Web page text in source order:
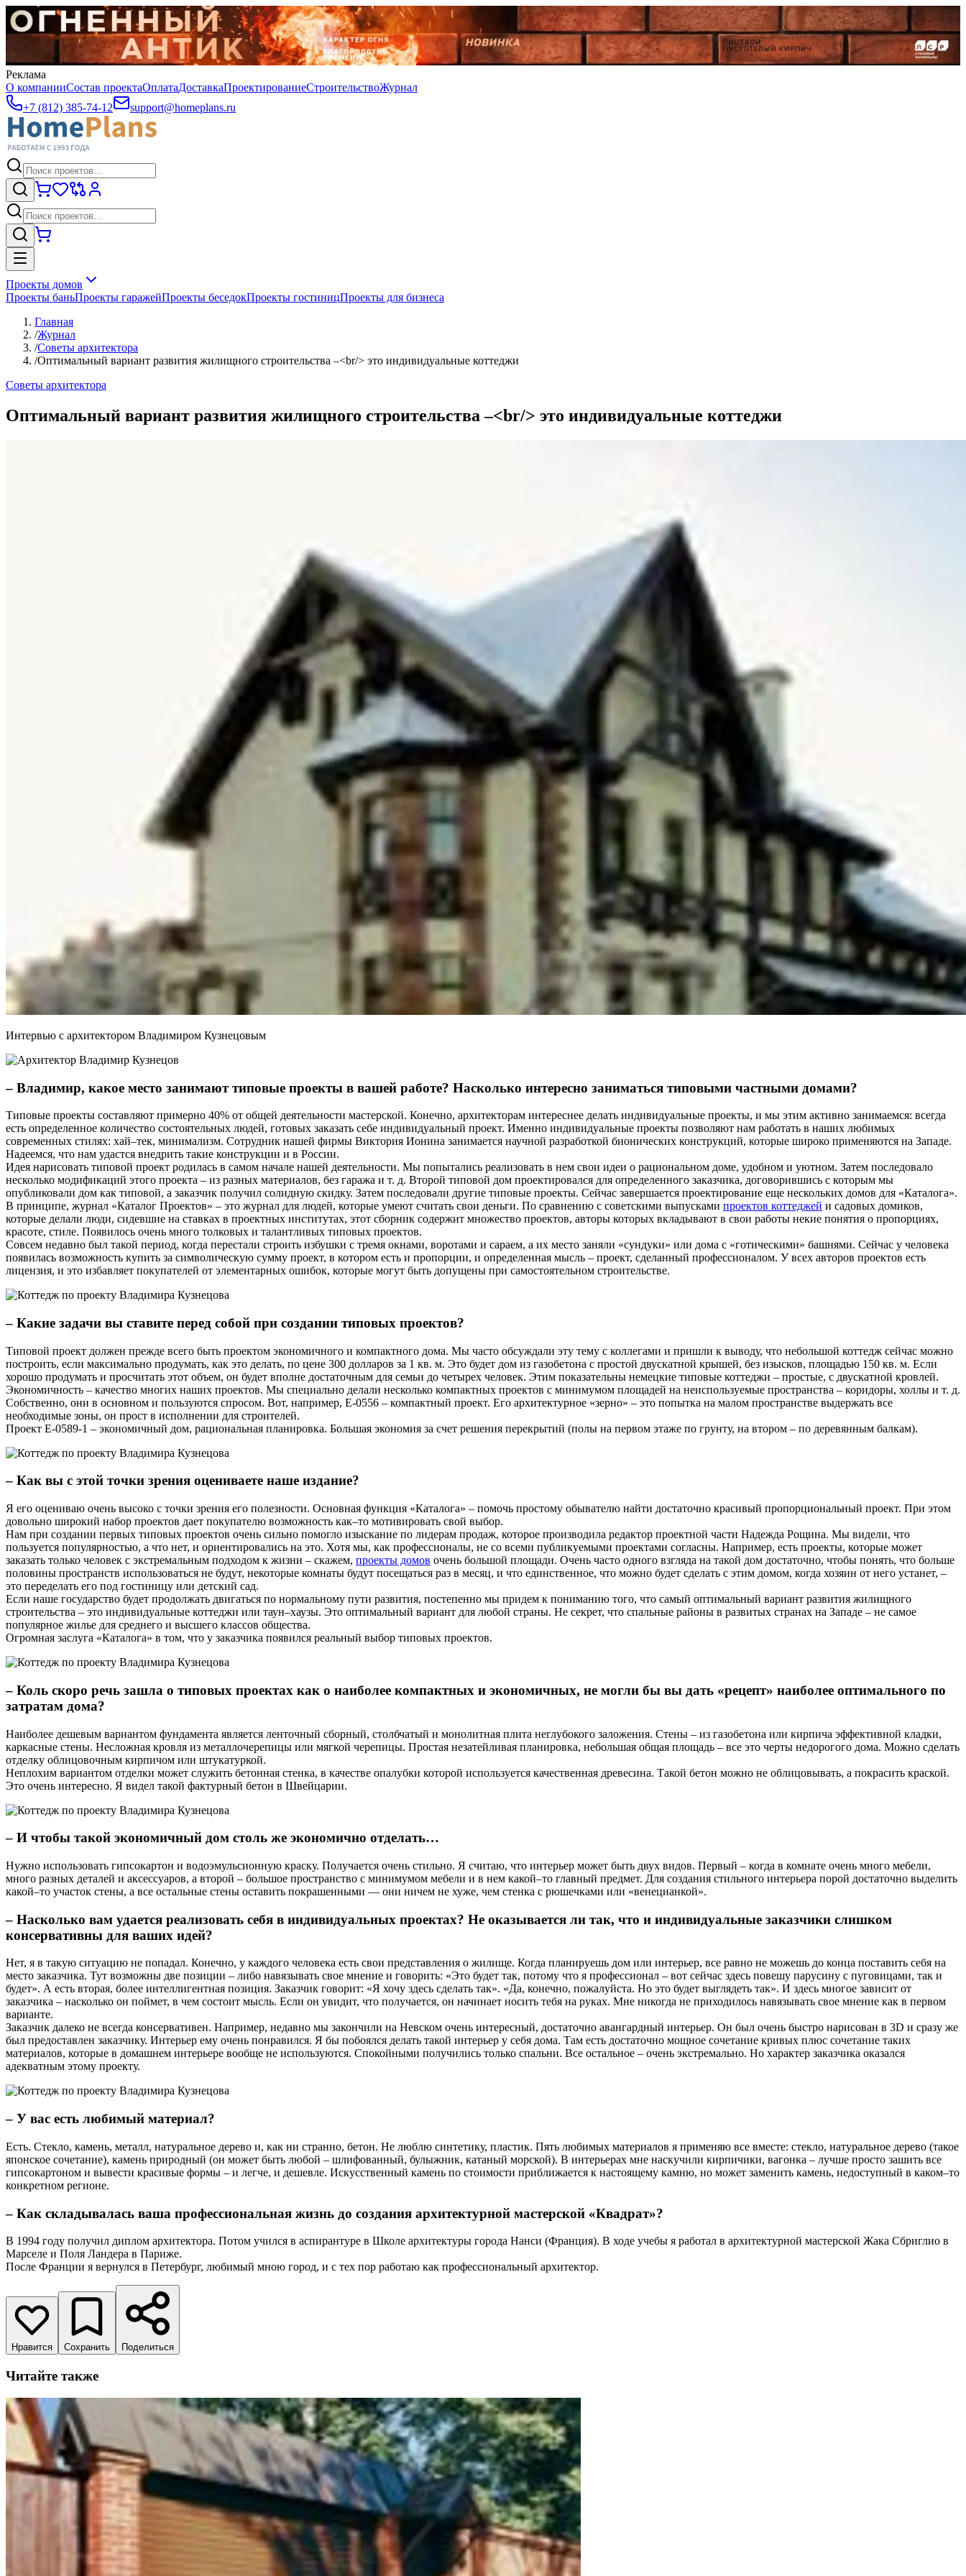
Реклама
О компанииСостав проектаОплатаДоставкаПроектированиеСтроительствоЖурнал
+7 (812) 385-74-12
support@homeplans.ru
Проекты домов
Проекты баньПроекты гаражейПроекты беседокПроекты гостиницПроекты для бизнеса
Главная
/Журнал
/Советы архитектора
/Оптимальный вариант развития жилищного строительства –<br/> это индивидуальные коттеджи
Советы архитектора
Оптимальный вариант развития жилищного строительства –<br/> это индивидуальные коттеджи
Интервью с архитектором Владимиром Кузнецовым
– Владимир, какое место занимают типовые проекты в вашей работе? Насколько интересно заниматься типовыми частными домами?
Типовые проекты составляют примерно 40% от общей деятельности мастерской. Конечно, архитекторам интереснее делать индивидуальные проекты, и мы этим активно занимаемся: всегда
есть определенное количество состоятельных людей, готовых заказать себе индивидуальный проект. Именно индивидуальные проекты позволяют нам работать в наших любимых
современных стилях: хай–тек, минимализм. Сотрудник нашей фирмы Виктория Ионина занимается научной разработкой бионических конструкций, которые широко применяются на Западе.
Надеемся, что нам удастся внедрить такие конструкции и в России.
Идея нарисовать типовой проект родилась в самом начале нашей деятельности. Мы попытались реализовать в нем свои идеи о рациональном доме, удобном и уютном. Затем последовало
несколько модификаций этого проекта – из разных материалов, без гаража и т. д. Второй типовой дом проектировался для определенного заказчика, договорившись с которым мы
опубликовали дом как типовой, а заказчик получил солидную скидку. Затем последовали другие типовые проекты. Сейчас завершается проектирование еще нескольких домов для «Каталога».
В принципе, журнал «Каталог Проектов» – это журнал для людей, которые умеют считать свои деньги. По сравнению с советскими выпусками проектов коттеджей и садовых домиков,
которые делали люди, сидевшие на ставках в проектных институтах, этот сборник содержит множество проектов, авторы которых вкладывают в свои работы некие понятия о пропорциях,
красоте, стиле. Появилось очень много толковых и талантливых типовых проектов.
Совсем недавно был такой период, когда перестали строить избушки с тремя окнами, воротами и сараем, а их место заняли «сундуки» или дома с «готическими» башнями. Сейчас у человека
появилась возможность купить за символическую сумму проект, в котором есть и пропорции, и определенная мысль – проект, сделанный профессионалом. У всех авторов проектов есть
лицензия, и это избавляет покупателей от элементарных ошибок, которые могут быть допущены при самостоятельном строительстве.
– Какие задачи вы ставите перед собой при создании типовых проектов?
Типовой проект должен прежде всего быть проектом экономичного и компактного дома. Мы часто обсуждали эту тему с коллегами и пришли к выводу, что небольшой коттедж сейчас можно
построить, если максимально продумать, как это делать, по цене 300 долларов за 1 кв. м. Это будет дом из газобетона с простой двускатной крышей, без изысков, площадью 150 кв. м. Если
хорошо продумать и просчитать этот объем, он будет вполне достаточным для семьи до четырех человек. Этим показательны немецкие типовые коттеджи – простые, с двускатной кровлей.
Экономичность – качество многих наших проектов. Мы специально делали несколько компактных проектов с минимумом площадей на неиспользуемые пространства – коридоры, холлы и т. д.
Собственно, они в основном и пользуются спросом. Вот, например, E-0556 – компактный проект. Его архитектурное «зерно» – это попытка на малом пространстве выдержать все
необходимые зоны, он прост в исполнении для строителей.
Проект E-0589-1 – экономичный дом, рациональная планировка. Большая экономия за счет решения перекрытий (полы на первом этаже по грунту, на втором – по деревянным балкам).
– Как вы с этой точки зрения оцениваете наше издание?
Я его оцениваю очень высоко с точки зрения его полезности. Основная функция «Каталога» – помочь простому обывателю найти достаточно красивый пропорциональный проект. При этом
довольно широкий набор проектов дает покупателю возможность как–то мотивировать свой выбор.
Нам при создании первых типовых проектов очень сильно помогло изыскание по лидерам продаж, которое производила редактор проектной части Надежда Рощина. Мы видели, что
пользуется популярностью, а что нет, и ориентировались на это. Хотя мы, как профессионалы, не со всеми публикуемыми проектами согласны. Например, есть проекты, которые может
заказать только человек с экстремальным подходом к жизни – скажем, проекты домов очень большой площади. Очень часто одного взгляда на такой дом достаточно, чтобы понять, что больше
половины пространств использоваться не будут, некоторые комнаты будут посещаться раз в месяц, и что единственное, что можно будет сделать с этим домом, когда хозяин от него устанет, –
это переделать его под гостиницу или детский сад.
Если наше государство будет продолжать двигаться по нормальному пути развития, постепенно мы придем к пониманию того, что самый оптимальный вариант развития жилищного
строительства – это индивидуальные коттеджи или таун–хаузы. Это оптимальный вариант для любой страны. Не секрет, что спальные районы в развитых странах на Западе – не самое
популярное жилье для среднего и высшего классов общества.
Огромная заслуга «Каталога» в том, что у заказчика появился реальный выбор типовых проектов.
– Коль скоро речь зашла о типовых проектах как о наиболее компактных и экономичных, не могли бы вы дать «рецепт» наиболее оптимального по
затратам дома?
Наиболее дешевым вариантом фундамента является ленточный сборный, столбчатый и монолитная плита неглубокого заложения. Стены – из газобетона или кирпича эффективной кладки,
каркасные стены. Несложная кровля из металлочерепицы или мягкой черепицы. Простая незатейливая планировка, небольшая общая площадь – все это черты недорогого дома. Можно сделать
отделку облицовочным кирпичом или штукатуркой.
Неплохим вариантом отделки может служить бетонная стенка, в качестве опалубки которой используется качественная древесина. Такой бетон можно не облицовывать, а покрасить краской.
Это очень интересно. Я видел такой фактурный бетон в Швейцарии.
– И чтобы такой экономичный дом столь же экономично отделать…
Нужно использовать гипсокартон и водоэмульсионную краску. Получается очень стильно. Я считаю, что интерьер может быть двух видов. Первый – когда в комнате очень много мебели,
много разных деталей и аксессуаров, а второй – большое пространство с минимумом мебели и в нем какой–то главный предмет. Для создания стильного интерьера порой достаточно выделить
какой–то участок стены, а все остальные стены оставить покрашенными — они ничем не хуже, чем стенка с рюшечками или «венецианкой».
– Насколько вам удается реализовать себя в индивидуальных проектах? Не оказывается ли так, что и индивидуальные заказчики слишком
консервативны для ваших идей?
Нет, я в такую ситуацию не попадал. Конечно, у каждого человека есть свои представления о жилище. Когда планируешь дом или интерьер, все равно не можешь до конца поставить себя на
место заказчика. Тут возможны две позиции – либо навязывать свое мнение и говорить: «Это будет так, потому что я профессионал – вот сейчас здесь повешу парусину с пуговицами, так и
будет». А есть вторая, более интеллигентная позиция. Заказчик говорит: «Я хочу здесь сделать так». «Да, конечно, пожалуйста. Но это будет выглядеть так». И здесь многое зависит от
заказчика – насколько он поймет, в чем состоит мысль. Если он увидит, что получается, он начинает носить тебя на руках. Мне никогда не приходилось навязывать свое мнение как в первом
варианте.
Заказчик далеко не всегда консервативен. Например, недавно мы закончили на Невском очень интересный, достаточно авангардный интерьер. Он был очень быстро нарисован в 3D и сразу же
был предоставлен заказчику. Интерьер ему очень понравился. Я бы побоялся делать такой интерьер у себя дома. Там есть достаточно мощное сочетание кривых плюс сочетание таких
материалов, которые в домашнем интерьере вообще не используются. Спокойными получились только спальни. Все остальное – очень экстремально. Но характер заказчика оказался
адекватным этому проекту.
– У вас есть любимый материал?
Есть. Стекло, камень, металл, натуральное дерево и, как ни странно, бетон. Не люблю синтетику, пластик. Пять любимых материалов я применяю все вместе: стекло, натуральное дерево (такое
японское сочетание), камень природный (он может быть любой – шлифованный, булыжник, катаный морской). В интерьерах мне наскучили кирпичики, вагонка – лучше просто зашить все
гипсокартоном и вывести красивые формы – и легче, и дешевле. Искусственный камень по стоимости приближается к настоящему камню, но может заменить камень, недоступный в каком–то
конкретном регионе.
– Как складывалась ваша профессиональная жизнь до создания архитектурной мастерской «Квадрат»?
В 1994 году получил диплом архитектора. Потом учился в аспирантуре в Школе архитектуры города Нанси (Франция). В ходе учебы я работал в архитектурной мастерской Жака Сбриглио в
Марселе и Поля Ландера в Париже.
После Франции я вернулся в Петербург, любимый мною город, и с тех пор работаю как профессиональный архитектор.
Нравится Сохранить Поделиться
Читайте также